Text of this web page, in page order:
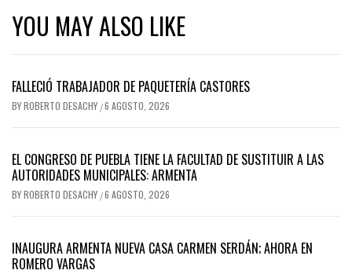
YOU MAY ALSO LIKE
FALLECIÓ TRABAJADOR DE PAQUETERÍA CASTORES
BYROBERTO DESACHY /6 AGOSTO, 2026
EL CONGRESO DE PUEBLA TIENE LA FACULTAD DE SUSTITUIR A LAS
AUTORIDADES MUNICIPALES: ARMENTA
BYROBERTO DESACHY /6 AGOSTO, 2026
INAUGURA ARMENTA NUEVA CASA CARMEN SERDÁN; AHORA EN
ROMERO VARGAS